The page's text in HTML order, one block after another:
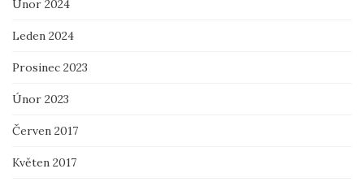
Únor 2024
Leden 2024
Prosinec 2023
Únor 2023
Červen 2017
Květen 2017